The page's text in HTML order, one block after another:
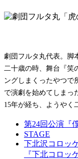
劇団フルタ丸代表。脚
二十歳の時、舞台『笑
ングしまくったやつで
で演劇を始めてしまっ
15年が経ち、ようやく
第24回公演『
STAGE
下北沢コロッ
『下北コロッ